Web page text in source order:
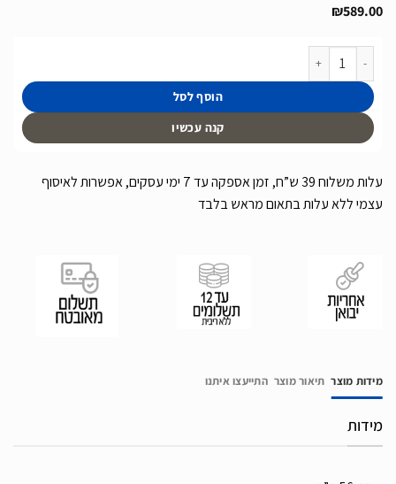
₪589.00
כמות של סדנת עבודה מגה סנטר Black + Decker של חברת Smoby תוצרת צרפת
הוסף לסל
קנה עכשיו
עלות משלוח 39 ש”ח, זמן אספקה עד 7 ימי עסקים, אפשרות לאיסוף
עצמי ללא עלות בתאום מראש בלבד
מידות מוצר תיאור מוצר התייעצו איתנו
מידות